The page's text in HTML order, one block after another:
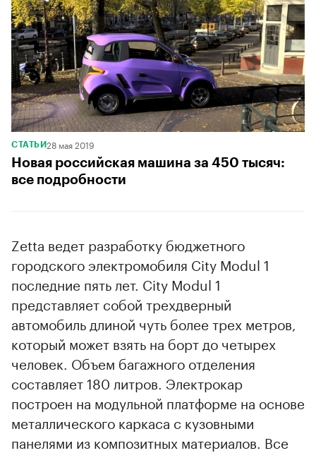
СТАТЬИ28 мая 2019
Новая российская машина за 450 тысяч:
все подробности
Zetta ведет разработку бюджетного
городского электромобиля City Modul 1
последние пять лет. City Modul 1
представляет собой трехдверный
автомобиль длиной чуть более трех метров,
который может взять на борт до четырех
человек. Объем багажного отделения
составляет 180 литров. Электрокар
построен на модульной платформе на основе
металлического каркаса с кузовными
панелями из композитных материалов. Все